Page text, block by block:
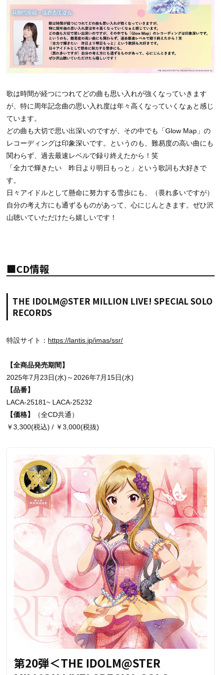
歌は時間が経つにつれてどの曲も思い入れが強くなっていきます
が、特に周年記念曲の思い入れ度は年々高くなっていくなぁと感じ
ています。
どの曲も大切で思い出深いのですが、その中でも「Glow Map」の
レコーディングは印象深いです。というのも、難易度の高い曲にも
関わらず、過去最速レベルで録り終えたから！笑
「全力で輝きたい 昨日より明日もっと」という歌詞も大好きで
す。
日々アイドルとして懸命に努力する雪歩にも、（畏れ多いですが）
自分の考え方にも通ずるものがあって、心にじんときます。ぜひ沢
山聴いていただけたら嬉しいです！
■CD情報
THE IDOLM@STER MILLION LIVE! SPECIAL SOLO
RECORDS
特設サイト： https://lantis.jp/imas/ssr/
【全商品発売期間】
2025年7月23日(水)～2026年7月15日(水)
【品番】
LACA-25181~ LACA-25232
【価格】
（全CD共通）
￥3,300(税込) / ￥3,000(税抜)
第20弾＜THE IDOLM@STER